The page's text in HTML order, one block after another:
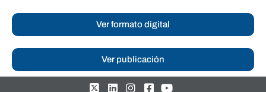
Ver formato digital
Ver publicación